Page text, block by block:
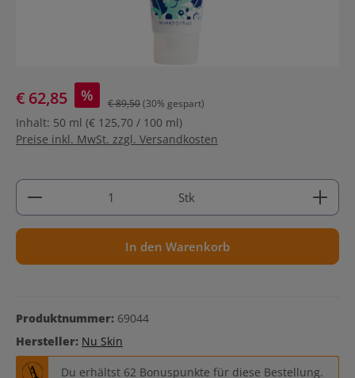
€ 62,85 % € 89,50(30% gespart)
Inhalt: 50 ml (€ 125,70 / 100 ml)
Preise inkl. MwSt. zzgl. Versandkosten
Produkt Anzahl: Gib den gewünschten Wert ein
Stk
In den Warenkorb
Produktnummer: 69044
Hersteller: Nu Skin
Du erhältst 62 Bonuspunkte für diese Bestellung.